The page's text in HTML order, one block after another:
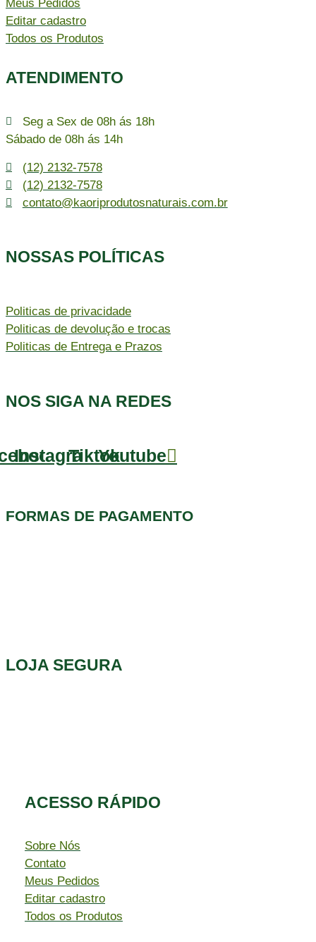
Meus Pedidos
Editar cadastro
Todos os Produtos
ATENDIMENTO
Seg a Sex de 08h ás 18h
Sábado de 08h ás 14h
(12) 2132-7578
(12) 2132-7578
contato@kaoriprodutosnaturais.com.br
NOSSAS POLÍTICAS
Politicas de privacidade
Politicas de devolução e trocas
Politicas de Entrega e Prazos
NOS SIGA NA REDES
Instagram
TiktokYoutube
FORMAS DE PAGAMENTO
LOJA SEGURA
ACESSO RÁPIDO​
Sobre Nós
Contato
Meus Pedidos
Editar cadastro
Todos os Produtos